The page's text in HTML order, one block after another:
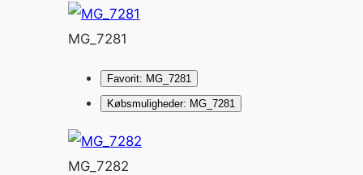
MG_7281
Favorit: MG_7281
Købsmuligheder: MG_7281
MG_7282